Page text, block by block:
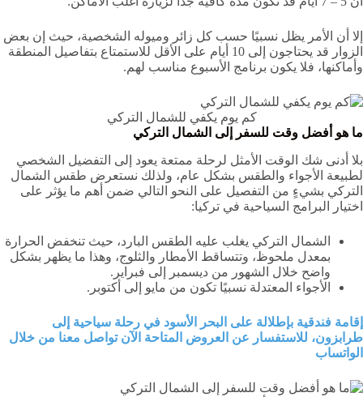
إلا أن الأمر يظل نسبيًا حسب كل زائر وميوله الشخصية، حيث إن بعض
الزوار قد يحتاجون إلى 10 أيام على الأقل للاستمتاع بتفاصيل المنطقة
وأماكنها، فلا يكون برنامج الأسبوع مناسب لهم.
كم يوم يكفي للشمال التركي
ما هو أفضل وقت للسفر إلى الشمال التركي
بلا أدنى شك الوقت الأمثل لرحلة ممتعة يعود إلى التفضيل الشخصي
لطبيعة الأجواء والطقس بشكل عام، ولذلك نستعرض طقس الشمال
التركي بشيءٍ من التفصيل على النحو التالي ضمن أهم ما يؤثر على
اختيار البرامج السياحية في تركيا:
الشمال التركي يغلب عليه الطقس البارد، حيث تنخفض الحرارة
بمعدل ملحوظ، وتتساقط الأمطار والثلوج، وهذا ما يظهر بشكل
واضح خلال الشهور من ديسمبر إلى فبراير.
الأجواء المعتدلة نسبيًا تكون من مايو إلى أكتوبر.
إقامة فندقية بإطلالة على البحر الأسود في رحلة سياحية إلى
طرابزون، للاستفسار عن العروض المتاحة الآن تواصل معنا من خلال
الواتساب